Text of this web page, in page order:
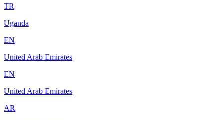
TR
Uganda
EN
United Arab Emirates
EN
United Arab Emirates
AR